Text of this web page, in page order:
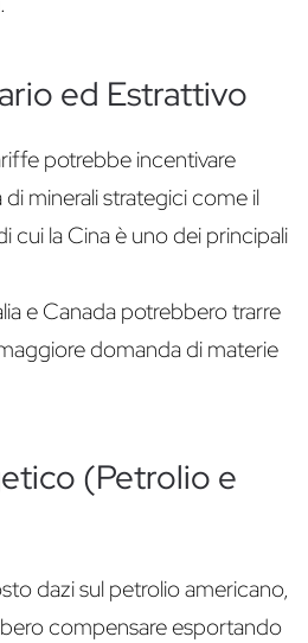
ed Estrattivo
potrebbe incentivare
di minerali strategici come il
cui la Cina è uno dei principali
e Canada potrebbero trarre
domanda di materie
(Petrolio e
dazi sul petrolio americano,
compensare esportando